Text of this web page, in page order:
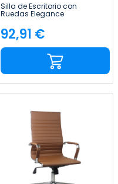
Silla de Escritorio con
Ruedas Elegance
116x89x60cm Thinia Home
Precio
92,91 €